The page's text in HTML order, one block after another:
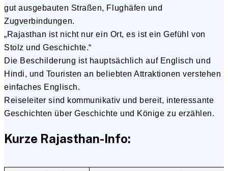
gut ausgebauten Straßen, Flughäfen und
Zugverbindungen.
„Rajasthan ist nicht nur ein Ort, es ist ein Gefühl von
Stolz und Geschichte.“
Die Beschilderung ist hauptsächlich auf Englisch und
Hindi, und Touristen an beliebten Attraktionen verstehen
einfaches Englisch.
Reiseleiter sind kommunikativ und bereit, interessante
Geschichten über Geschichte und Könige zu erzählen.
Kurze Rajasthan-Info: